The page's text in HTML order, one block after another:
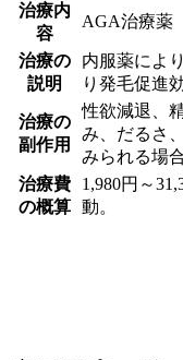
治療内
容
AGA治療薬
治療の
説明
内服薬によ
り発毛促進
治療の
副作用
性欲減退、
み、だるさ
みられる場
治療費
の概算
1,980円～
動。